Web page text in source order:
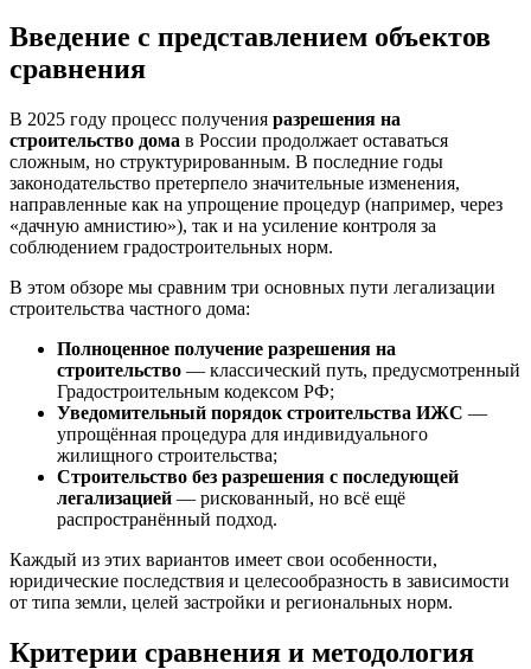
Введение с представлением объектов
сравнения
В 2025 году процесс получения разрешения на
строительство дома в России продолжает оставаться
сложным, но структурированным. В последние годы
законодательство претерпело значительные изменения,
направленные как на упрощение процедур (например, через
«дачную амнистию»), так и на усиление контроля за
соблюдением градостроительных норм.
В этом обзоре мы сравним три основных пути легализации
строительства частного дома:
Полноценное получение разрешения на
строительство — классический путь, предусмотренный
Градостроительным кодексом РФ;
Уведомительный порядок строительства ИЖС —
упрощённая процедура для индивидуального
жилищного строительства;
Строительство без разрешения с последующей
легализацией — рискованный, но всё ещё
распространённый подход.
Каждый из этих вариантов имеет свои особенности,
юридические последствия и целесообразность в зависимости
от типа земли, целей застройки и региональных норм.
Критерии сравнения и методология